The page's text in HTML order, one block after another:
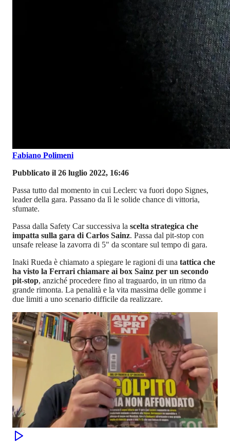
Fabiano Polimeni
Pubblicato il 26 luglio 2022, 16:46
Passa tutto dal momento in cui Leclerc va fuori dopo Signes,
leader della gara. Passano da lì le solide chance di vittoria,
sfumate.
Passa dalla Safety Car successiva la scelta strategica che
impatta sulla gara di Carlos Sainz. Passa dal pit-stop con
unsafe release la zavorra di 5" da scontare sul tempo di gara.
Inaki Rueda è chiamato a spiegare le ragioni di una tattica che
ha visto la Ferrari chiamare ai box Sainz per un secondo
pit-stop, anziché procedere fino al traguardo, in un ritmo da
grande rimonta. La penalità e la vita massima delle gomme i
due limiti a uno scenario difficile da realizzare.